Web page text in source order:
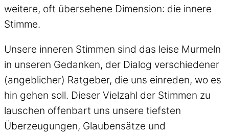
weitere, oft übersehene Dimension: die innere
Stimme.
Unsere inneren Stimmen sind das leise Murmeln
in unseren Gedanken, der Dialog verschiedener
(angeblicher) Ratgeber, die uns einreden, wo es
hin gehen soll. Dieser Vielzahl der Stimmen zu
lauschen offenbart uns unsere tiefsten
Überzeugungen, Glaubensätze und